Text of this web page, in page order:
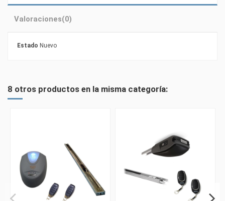
Valoraciones(0)
Estado Nuevo
8 otros productos en la misma categoría: